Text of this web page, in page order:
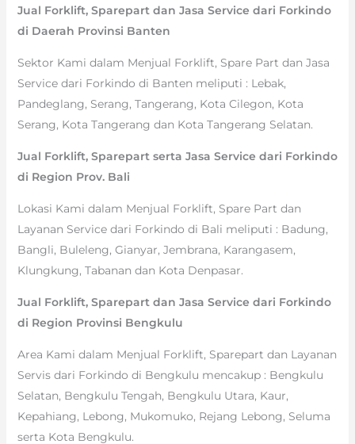
Jual Forklift, Sparepart dan Jasa Service dari Forkindo
di Daerah Provinsi Banten
Sektor Kami dalam Menjual Forklift, Spare Part dan Jasa
Service dari Forkindo di Banten meliputi : Lebak,
Pandeglang, Serang, Tangerang, Kota Cilegon, Kota
Serang, Kota Tangerang dan Kota Tangerang Selatan.
Jual Forklift, Sparepart serta Jasa Service dari Forkindo
di Region Prov. Bali
Lokasi Kami dalam Menjual Forklift, Spare Part dan
Layanan Service dari Forkindo di Bali meliputi : Badung,
Bangli, Buleleng, Gianyar, Jembrana, Karangasem,
Klungkung, Tabanan dan Kota Denpasar.
Jual Forklift, Sparepart dan Jasa Service dari Forkindo
di Region Provinsi Bengkulu
Area Kami dalam Menjual Forklift, Sparepart dan Layanan
Servis dari Forkindo di Bengkulu mencakup : Bengkulu
Selatan, Bengkulu Tengah, Bengkulu Utara, Kaur,
Kepahiang, Lebong, Mukomuko, Rejang Lebong, Seluma
serta Kota Bengkulu.